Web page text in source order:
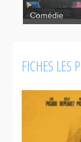
Nitro
Rush
Comédie
FICHES LES